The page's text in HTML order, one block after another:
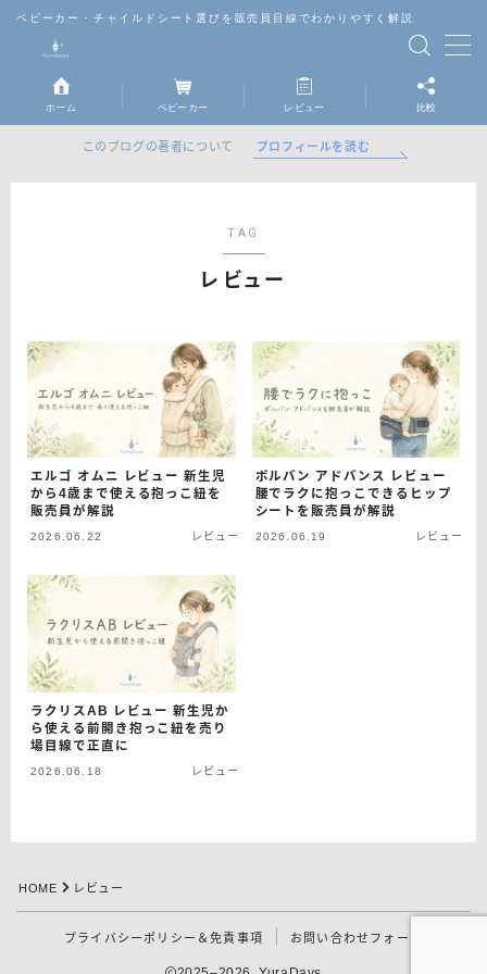
ベビーカー・チャイルドシート選びを販売員目線でわかりやすく解説
MENU
ベビーカー
比較
ホーム ベビーカー レビュー 比較
このブログの著者について プロフィールを読む
TAG
レビュー
エルゴ オムニ レビュー 新生児
から4歳まで使える抱っこ紐を
販売員が解説
2026.06.22 レビュー
ポルバン アドバンス レビュー
腰でラクに抱っこできるヒップ
シートを販売員が解説
2026.06.19 レビュー
ラクリスAB レビュー 新生児か
ら使える前開き抱っこ紐を売り
場目線で正直に
2026.06.18 レビュー
HOME レビュー
プライバシーポリシー＆免責事項 お問い合わせフォーム